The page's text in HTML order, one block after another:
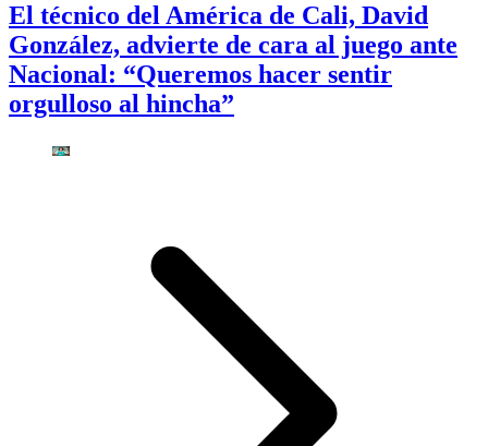
El técnico del América de Cali, David
González, advierte de cara al juego ante
Nacional: “Queremos hacer sentir
orgulloso al hincha”